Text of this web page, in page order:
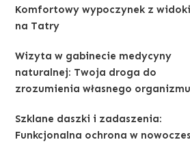
Komfortowy wypoczynek z
na Tatry
Wizyta w gabinecie medycyny
naturalnej: Twoja droga do
zrozumienia własnego organizmu
Szklane daszki i zadaszenia:
Funkcjonalna ochrona w